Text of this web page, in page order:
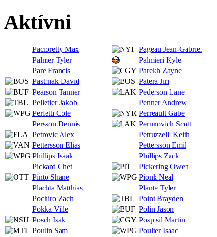
Aktívni
Pacioretty Max
Pageau Jean-Gabriel
Palmer Tyler
Palmieri Kyle
Pare Francis
Parekh Zayne
Pastrnak David
Patera Jiri
Pearson Tanner
Pederson Lane
Pelletier Jakob
Penner Andrew
Perfetti Cole
Perreault Gabe
Persson Dennis
Perunovich Scott
Petrovic Alex
Petruzzelli Keith
Pettersson Elias
Pettersson Emil
Phillips Isaak
Phillips Zack
Pickard Chet
Pickering Owen
Pinto Shane
Pionk Neal
Plachta Matthias
Plante Tyler
Pochiro Zach
Point Brayden
Pokka Ville
Polin Jason
Posch Isak
Pospisil Martin
Poulin Sam
Poulter Isaac